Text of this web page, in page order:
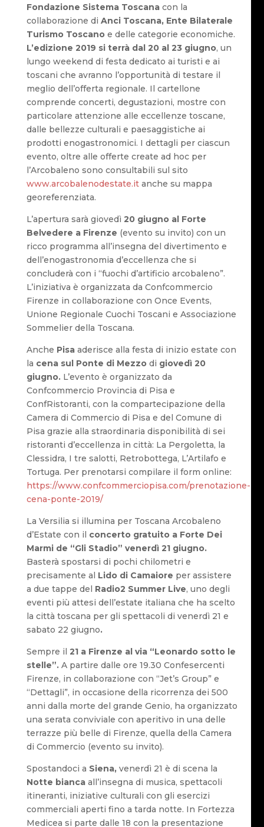
Fondazione Sistema Toscanacon la
collaborazione di Anci Toscana, Ente Bilaterale
Turismo Toscanoe delle categorie economiche.
L’edizione 2019 si terrà dal 20 al 23 giugno, un
lungo weekend di festa dedicato ai turisti e ai
toscani che avranno l’opportunità di testare il
meglio dell’offerta regionale. Il cartellone
comprende concerti, degustazioni, mostre con
particolare attenzione alle eccellenze toscane,
dalle bellezze culturali e paesaggistiche ai
prodotti enogastronomici. I dettagli per ciascun
evento, oltre alle offerte create ad hoc per
l’Arcobaleno sono consultabili sul sito
www.arcobalenodestate.itanche su mappa
georeferenziata.
L’apertura sarà giovedì 20 giugno al Forte
Belvedere a Firenze (evento su invito) con un
ricco programma all’insegna del divertimento e
dell’enogastronomia d’eccellenza che si
concluderà con i “fuochi d’artificio arcobaleno”.
L’iniziativa è organizzata da Confcommercio
Firenze in collaborazione con Once Events,
Unione Regionale Cuochi Toscani e Associazione
Sommelier della Toscana.
Anche Pisaaderisce alla festa di inizio estate con
la cena sul Ponte di Mezzodi giovedì 20
giugno. L’evento è organizzato da
Confcommercio Provincia di Pisa e
ConfRistoranti, con la compartecipazione della
Camera di Commercio di Pisa e del Comune di
Pisa grazie alla straordinaria disponibilità di sei
ristoranti d’eccellenza in città: La Pergoletta, la
Clessidra, I tre salotti, Retrobottega, L’Artilafo e
Tortuga. Per prenotarsi compilare il form online:
https://www.confcommerciopisa.com/prenotazione-
cena-ponte-2019/
La Versilia si illumina per Toscana Arcobaleno
d’Estate con il concerto gratuito a Forte Dei
Marmi de “Gli Stadio” venerdì 21 giugno.
Basterà spostarsi di pochi chilometri e
precisamente al Lido di Camaiore per assistere
a due tappe del Radio2 Summer Live, uno degli
eventi più attesi dell’estate italiana che ha scelto
la città toscana per gli spettacoli di venerdì 21 e
sabato 22 giugno.
Sempre il 21 a Firenze al via “Leonardo sotto le
stelle”.A partire dalle ore 19.30 Confesercenti
Firenze, in collaborazione con “Jet’s Group” e
“Dettagli”, in occasione della ricorrenza dei 500
anni dalla morte del grande Genio, ha organizzato
una serata conviviale con aperitivo in una delle
terrazze più belle di Firenze, quella della Camera
di Commercio (evento su invito).
Spostandoci a Siena,venerdì 21 è di scena la
Notte biancaall’insegna di musica, spettacoli
itineranti, iniziative culturali con gli esercizi
commerciali aperti fino a tarda notte. In Fortezza
Medicea si parte dalle 18 con la presentazione